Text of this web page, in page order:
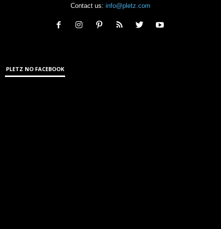
Contact us: info@pletz.com
PLETZ NO FACEBOOK